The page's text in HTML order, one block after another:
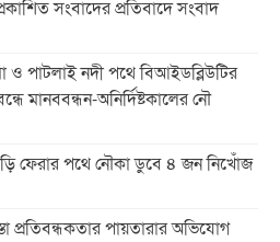
সংবাদের প্রতিবাদে সংবাদ
ও পাটলাই নদী পথে বিআইডব্লিউটির
মানববন্ধন-অনির্দিষ্টকালের নৌ
ফেরার পথে নৌকা ডুবে ৪ জন নিখোঁজ
প্রতিবন্ধকতার পায়তারার অভিযোগ